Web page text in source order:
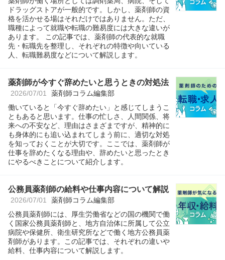
ドラッグストアが一般的です。しかし、薬剤師の資
格を活かせる場はそれだけではありません。ただ、
職種によって就職や転職の難易度には大きな違いが
あります。 この記事では、薬剤師の代表的な就職
先・転職先を整理し、それぞれの特徴や向いている
人、転職難易度などについて解説します。
薬剤師が今すぐ辞めたいと思うときの対処法
2026/07/01 薬剤師コラム編集部
働いていると「今すぐ辞めたい」と感じてしまうこ
ともあると思います。仕事の忙しさ、人間関係、将
来への不安など、理由はさまざまですが、精神的に
も身体的にも追い込まれてしまう前に、適切な対処
を知っておくことが大切です。ここでは、薬剤師が
仕事を辞めたくなる理由や、辞めたいと思ったとき
にやるべきことについて紹介します。
公務員薬剤師の給料や仕事内容について解説
2026/07/01 薬剤師コラム編集部
公務員薬剤師には、厚生労働省などの国の機関で働
く国家公務員薬剤師と、地方自治体に所属して公立
病院や保健所、衛生研究所などで働く地方公務員薬
剤師があります。この記事では、それぞれの違いや
給料、仕事内容について解説します。